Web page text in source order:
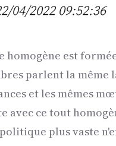
04/2022 09:52:36
homogène est
parlent la
et les mêmes
avec ce tout
plus vaste